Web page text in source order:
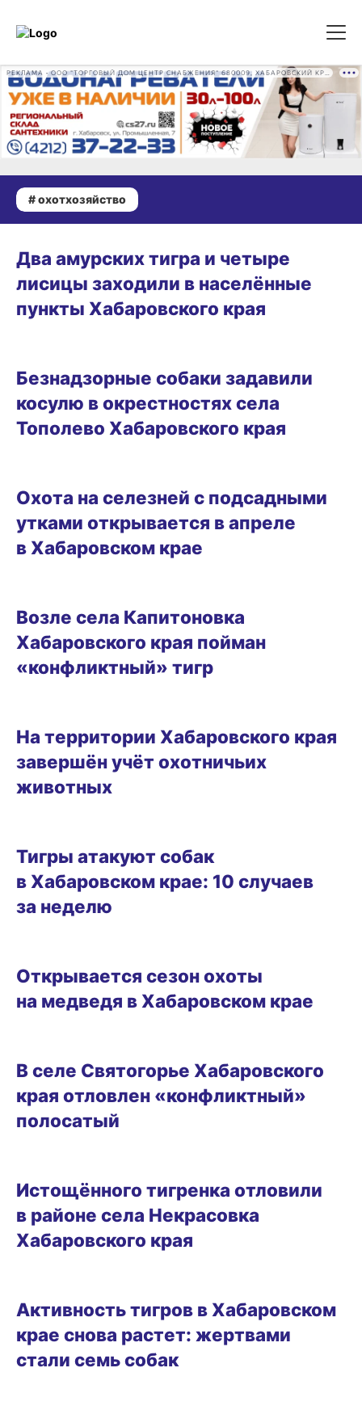
# охотхозяйство
Два амурских тигра и четыре
лисицы заходили в населённые
пункты Хабаровского края
Безнадзорные собаки задавили
косулю в окрестностях села
Тополево Хабаровского края
Охота на селезней с подсадными
утками открывается в апреле
в Хабаровском крае
Возле села Капитоновка
Хабаровского края пойман
«конфликтный» тигр
На территории Хабаровского края
завершён учёт охотничьих
животных
Тигры атакуют собак
в Хабаровском крае: 10 случаев
за неделю
Открывается сезон охоты
на медведя в Хабаровском крае
В селе Святогорье Хабаровского
края отловлен «конфликтный»
полосатый
Истощённого тигренка отловили
в районе села Некрасовка
Хабаровского края
Активность тигров в Хабаровском
крае снова растет: жертвами
стали семь собак